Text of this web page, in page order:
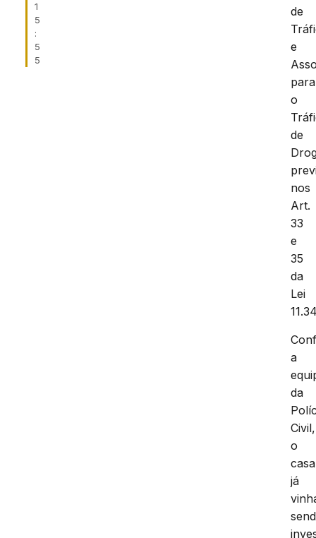
1
5
:
5
5
de
e
para
o
de
nos
Art.
33
e
35
da
Lei
a
da
Civil,
o
já